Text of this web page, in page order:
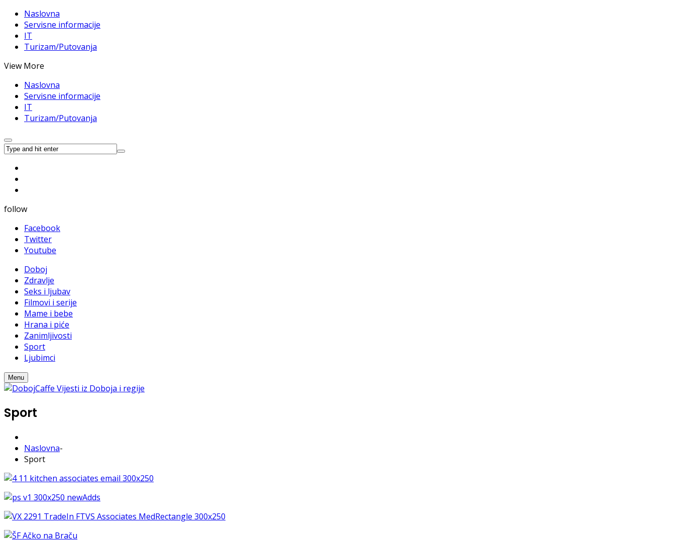
Naslovna
Servisne informacije
IT
Turizam/Putovanja
View More
Naslovna
Servisne informacije
IT
Turizam/Putovanja
follow
Facebook
Twitter
Youtube
Doboj
Zdravlje
Seks i ljubav
Filmovi i serije
Mame i bebe
Hrana i piće
Zanimljivosti
Sport
Ljubimci
Menu
Sport
Naslovna-
Sport